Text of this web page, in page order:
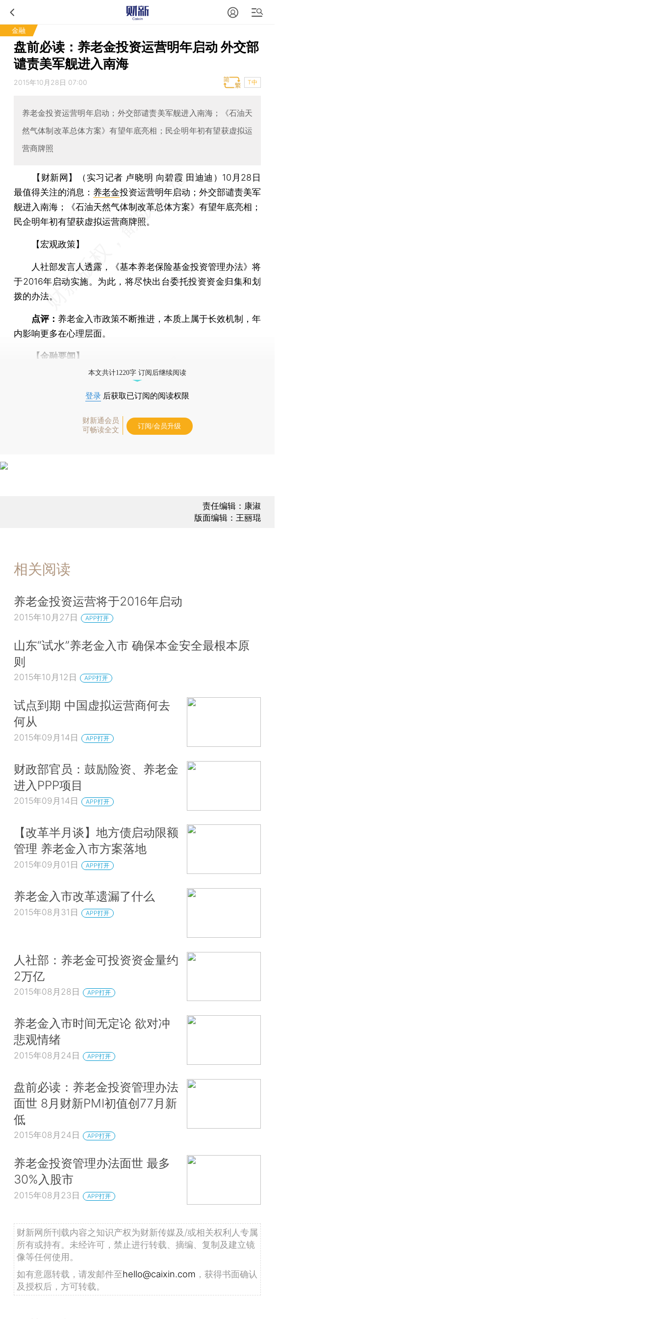
金融
盘前必读：养老金投资运营明年启动 外交部
谴责美军舰进入南海
2015年10月28日 07:00 T中
养老金投资运营明年启动；外交部谴责美军舰进入南海；《石油天
然气体制改革总体方案》有望年底亮相；民企明年初有望获虚拟运
营商牌照
【财新网】（实习记者 卢晓明 向碧霞 田迪迪） 10月28日
最值得关注的消息： 养老金投资运营明年启动；外交部谴责美军
舰进入南海；《石油天然气体制改革总体方案》有望年底亮相；
民企明年初有望获虚拟运营商牌照。
【宏观政策】
人社部发言人透露，《基本养老保险基金投资管理办法》将
于2016年启动实施。为此，将尽快出台委托投资资金归集和划
拨的办法。
点评： 养老金入市政策不断推进，本质上属于长效机制，年
内影响更多在心理层面。
【金融要闻】
本文共计1220字 订阅后继续阅读
登录 后获取已订阅的阅读权限
财新通会员
可畅读全文
订阅/会员升级
责任编辑：康淑
版面编辑：王丽琨
相关阅读
养老金投资运营将于2016年启动
2015年10月27日 APP打开
山东“试水”养老金入市 确保本金安全最根本原
则
2015年10月12日 APP打开
试点到期 中国虚拟运营商何去
何从
2015年09月14日 APP打开
财政部官员：鼓励险资、养老金
进入PPP项目
2015年09月14日 APP打开
【改革半月谈】地方债启动限额
管理 养老金入市方案落地
2015年09月01日 APP打开
养老金入市改革遗漏了什么
2015年08月31日 APP打开
人社部：养老金可投资资金量约
2万亿
2015年08月28日 APP打开
养老金入市时间无定论 欲对冲
悲观情绪
2015年08月24日 APP打开
盘前必读：养老金投资管理办法
面世 8月财新PMI初值创77月新
低
2015年08月24日 APP打开
养老金投资管理办法面世 最多
30%入股市
2015年08月23日 APP打开
财新网所刊载内容之知识产权为财新传媒及/或相关权利人专属
所有或持有。未经许可，禁止进行转载、摘编、复制及建立镜
像等任何使用。
如有意愿转载，请发邮件至hello@caixin.com ，获得书面确认
及授权后，方可转载。